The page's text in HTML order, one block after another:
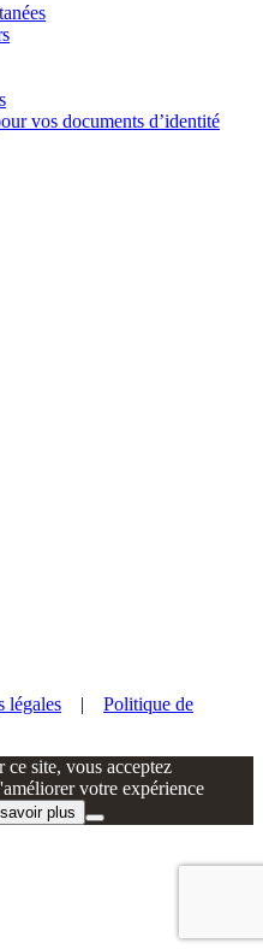
vos documents d’identité
légales | Politique de
site, vous acceptez
votre expérience
plus